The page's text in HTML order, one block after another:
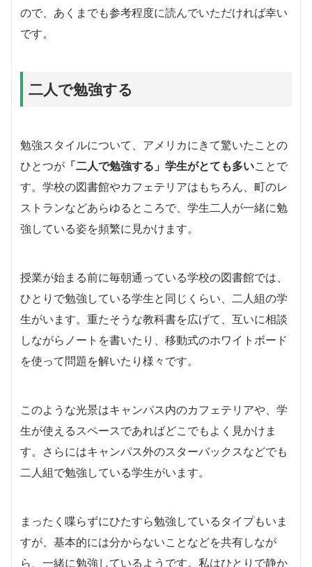
ので、あくまでも参考程度に読んでいただければ幸い
です。
二人で勉強する
勉強スタイルについて、アメリカにきて驚いたことの
ひとつが 「二人で勉強する」学生がとても多いことで
す。学校の図書館やカフェテリアはもちろん、町のレ
ストランなどあらゆるところで、学生二人が一緒に勉
強している姿を頻繁に見かけます。
授業が始まる前に毎朝通っている学校の図書館では、
ひとりで勉強している学生と同じくらい、二人組の学
生がいます。重たそうな教科書を広げて、互いに相談
しながらノートを書いたり、移動式のホワイトボード
を使って問題を解いたり様々です。
このような光景はキャンパス内のカフェテリアや、学
生が使えるスペースであればどこでもよく見かけま
す。さらにはキャンパス外のスターバックスなどでも
二人組で勉強している学生がいます。
まったく喋らずにひたすら勉強しているタイプもいま
すが、基本的には分からないことなどを共有しなが
ら、一緒に勉強しているようです。私はひとりで静か